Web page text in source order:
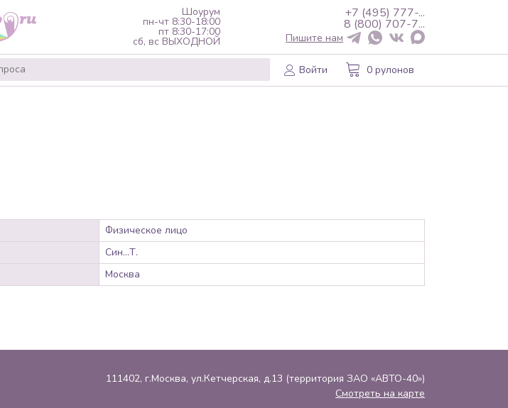
Шоурум
пн-чт 8:30-18:00
пт 8:30-17:00
сб, вс ВЫХОДНОЙ
+7 (495) 777-...
8 (800) 707-7...
Пишите нам
Войти 0 рулонов
Физическое лицо
Син...Т.
Москва
111402, г.Москва, ул.Кетчерская, д.13 (территория ЗАО «АВТО-40»)
Смотреть на карте